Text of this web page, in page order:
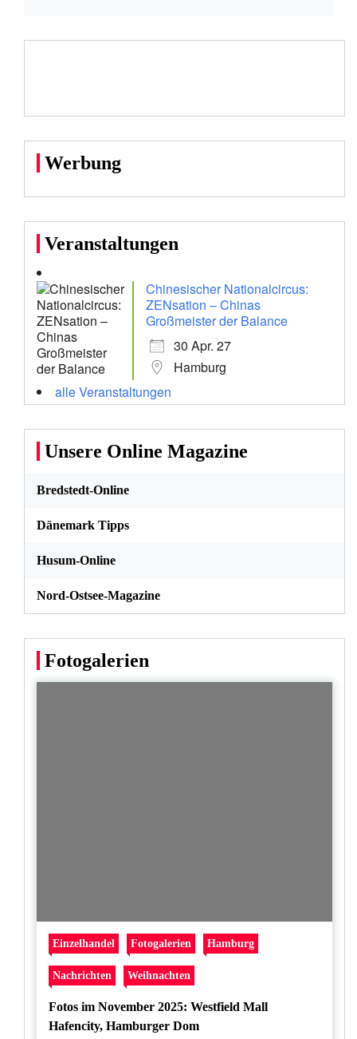
Werbung
Veranstaltungen
Chinesischer Nationalcircus:
ZENsation – Chinas
Großmeister der Balance
30 Apr. 27
Hamburg
alle Veranstaltungen
Unsere Online Magazine
Bredstedt-Online
Dänemark Tipps
Husum-Online
Nord-Ostsee-Magazine
Fotogalerien
Einzelhandel Fotogalerien Hamburg
Nachrichten Weihnachten
Fotos im November 2025: Westfield Mall
Hafencity, Hamburger Dom